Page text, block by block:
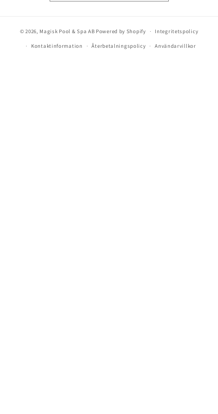
© 2026, Magisk Pool & Spa AB Powered by Shopify Integritetspolicy
Kontaktinformation Återbetalningspolicy Användarvillkor